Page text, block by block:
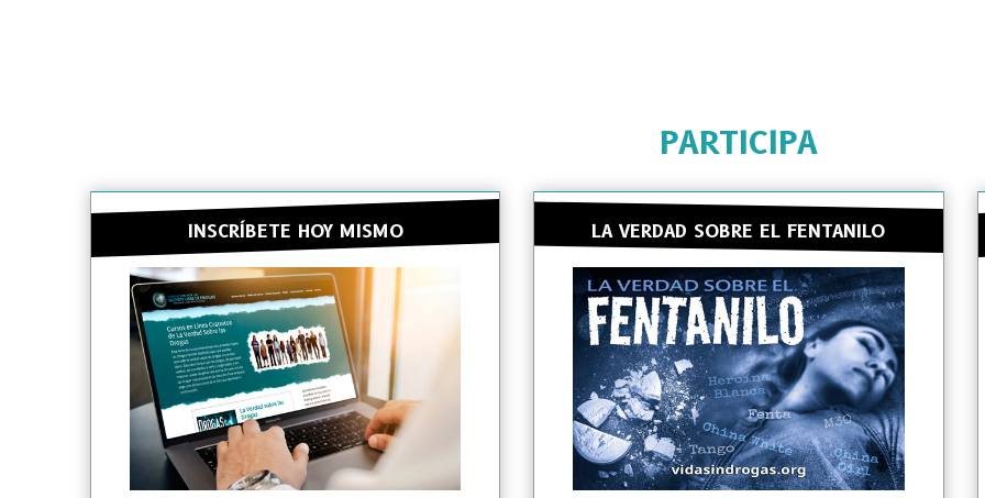
PARTICIPA
INSCRÍBETE HOY MISMO LA VERDAD SOBRE EL FENTANILO